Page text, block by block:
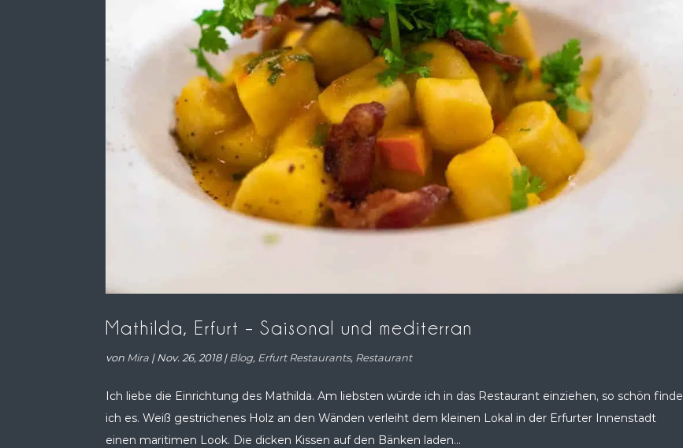
Mathilda, Erfurt – Saisonal und mediterran
von Mira |Nov. 26, 2018|Blog, Erfurt Restaurants, Restaurant
Ich liebe die Einrichtung des Mathilda. Am liebsten würde ich in das Restaurant einziehen, so schön finde
ich es. Weiß gestrichenes Holz an den Wänden verleiht dem kleinen Lokal in der Erfurter Innenstadt
einen maritimen Look. Die dicken Kissen auf den Bänken laden...